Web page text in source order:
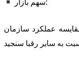
سهم بازار:
عملكرد سازمان